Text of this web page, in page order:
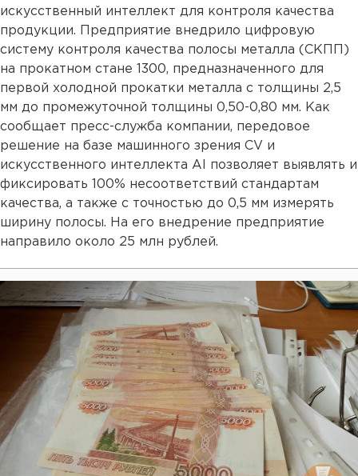
искусственный интеллект для контроля качества
продукции. Предприятие внедрило цифровую
систему контроля качества полосы металла (СКПП)
на прокатном стане 1300, предназначенного для
первой холодной прокатки металла с толщины 2,5
мм до промежуточной толщины 0,50-0,80 мм. Как
сообщает пресс-служба компании, передовое
решение на базе машинного зрения CV и
искусственного интеллекта AI позволяет выявлять и
фиксировать 100% несоответствий стандартам
качества, а также с точностью до 0,5 мм измерять
ширину полосы. На его внедрение предприятие
направило около 25 млн рублей.